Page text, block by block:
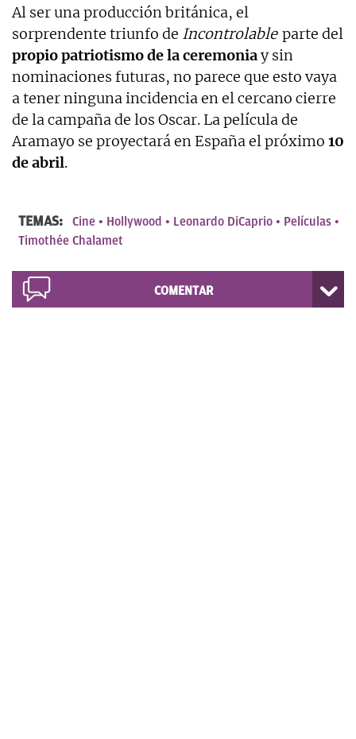
Al ser una producción británica, el
sorprendente triunfo de Incontrolable parte del
propio patriotismo de la ceremoniay sin
nominaciones futuras, no parece que esto vaya
a tener ninguna incidencia en el cercano cierre
de la campaña de los Oscar. La película de
Aramayo se proyectará en España el próximo 10
de abril.
TEMAS: Cine Hollywood Leonardo DiCaprio
Películas
Timothée Chalamet
COMENTAR